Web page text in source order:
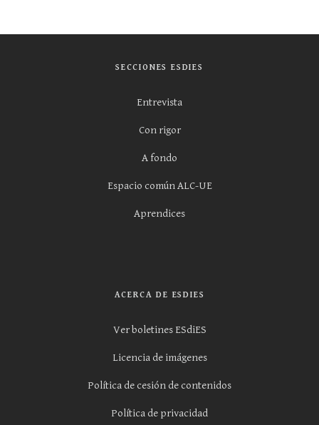
SECCIONES ESDIES
Entrevista
Con rigor
A fondo
Espacio común ALC-UE
Aprendices
ACERCA DE ESDIES
Ver boletines ESdiES
Licencia de imágenes
Política de cesión de contenidos
Política de privacidad